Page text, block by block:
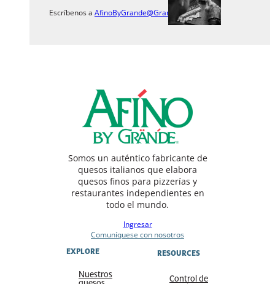
Escríbenos a AfinoByGrande@Grande.com.
Somos un auténtico fabricante de
quesos italianos que elabora
quesos finos para pizzerías y
restaurantes independientes en
todo el mundo.
Ingresar
Comuníquese con nosotros
EXPLORE
Nuestros
RESOURCES
Control de